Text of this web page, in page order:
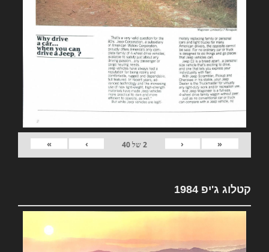
«
‹
2של40
›
»
קטלוג ג'יפ 1984